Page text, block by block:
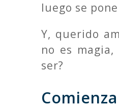
luego se
Y, querido
no es
ser?